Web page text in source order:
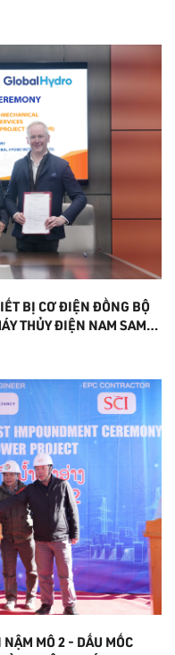
BỊ CƠ ĐIỆN ĐỒNG BỘ
THỦY ĐIỆN NAM SAM
MÔ 2 - DẤU MỐC